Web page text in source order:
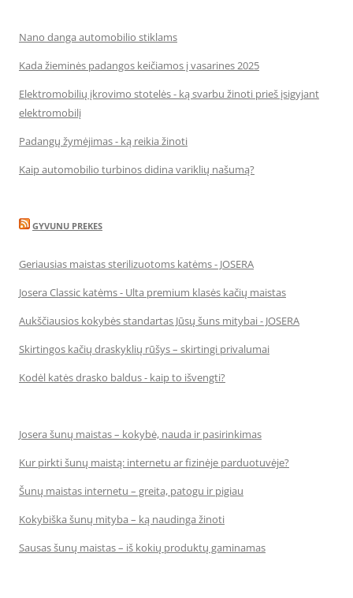
Nano danga automobilio stiklams
Kada žieminės padangos keičiamos į vasarines 2025
Elektromobilių įkrovimo stotelės - ką svarbu žinoti prieš įsigyjant
elektromobilį
Padangų žymėjimas - ką reikia žinoti
Kaip automobilio turbinos didina variklių našumą?
GYVUNU PREKES
Geriausias maistas sterilizuotoms katėms - JOSERA
Josera Classic katėms - Ulta premium klasės kačių maistas
Aukščiausios kokybės standartas Jūsų šuns mitybai - JOSERA
Skirtingos kačių draskyklių rūšys – skirtingi privalumai
Kodėl katės drasko baldus - kaip to išvengti?
Josera šunų maistas – kokybė, nauda ir pasirinkimas
Kur pirkti šunų maistą: internetu ar fizinėje parduotuvėje?
Šunų maistas internetu – greita, patogu ir pigiau
Kokybiška šunų mityba – ką naudinga žinoti
Sausas šunų maistas – iš kokių produktų gaminamas